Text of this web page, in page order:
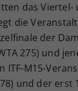
das Viertel-
die
der
275) und
ITF-M15-
und der erst